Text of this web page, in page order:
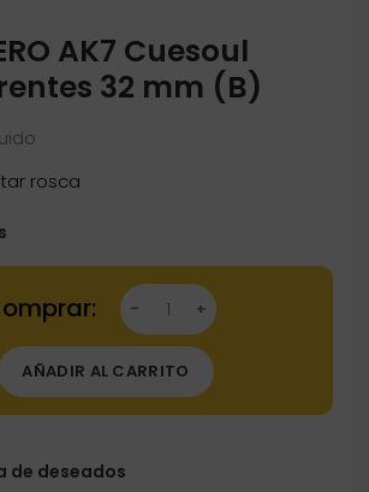
AK7 Cuesoul
32 mm (B)
rosca
TERO AK7 Cuesoul Transparentes 32
AÑADIR AL CARRITO
de deseados